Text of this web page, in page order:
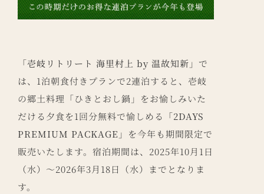
「壱岐リトリート 海里村上 by 温故知新」 で
は、1泊朝食付きプランで2連泊すると、壱岐
の郷土料理「ひきとおし鍋」をお愉しみいた
だける夕食を1回分無料で愉しめる 「2DAYS
PREMIUM PACKAGE」 を今年も期間限定で
販売いたします。宿泊期間は、2025年10月1日
（水）～2026年3月18日（水）までとなりま
す。